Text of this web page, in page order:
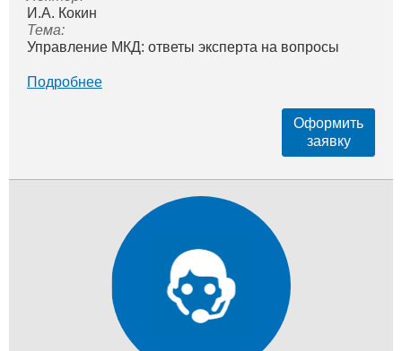
И.А. Кокин
Тема:
Управление МКД: ответы эксперта на вопросы
Подробнее
Оформить
заявку